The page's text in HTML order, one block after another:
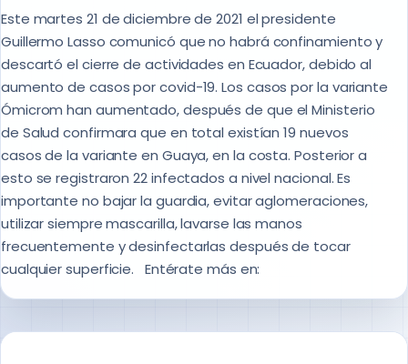
Este martes 21 de diciembre de 2021 el presidente
Guillermo Lasso comunicó que no habrá confinamiento y
descartó el cierre de actividades en Ecuador, debido al
aumento de casos por covid-19. Los casos por la variante
Ómicrom han aumentado, después de que el Ministerio
de Salud confirmara que en total existían 19 nuevos
casos de la variante en Guaya, en la costa. Posterior a
esto se registraron 22 infectados a nivel nacional. Es
importante no bajar la guardia, evitar aglomeraciones,
utilizar siempre mascarilla, lavarse las manos
frecuentemente y desinfectarlas después de tocar
cualquier superficie. Entérate más en: